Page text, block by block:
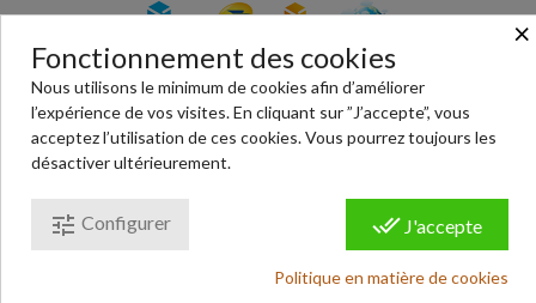
© Passion Chrono - votre boutique en ligne de vente de
pièces détachées de montres : habillage, bracelet, écrins,
outils, montres… Paiement 100% sécurisé.
Conditions générales de ventes
×
Fonctionnement des cookies
Nous utilisons le minimum de cookies afin d’améliorer
l’expérience de vos visites. En cliquant sur ”J’accepte”, vous
acceptez l’utilisation de ces cookies. Vous pourrez toujours les
désactiver ultérieurement.
done_all J'accepte
tune Configurer
Politique en matière de cookies